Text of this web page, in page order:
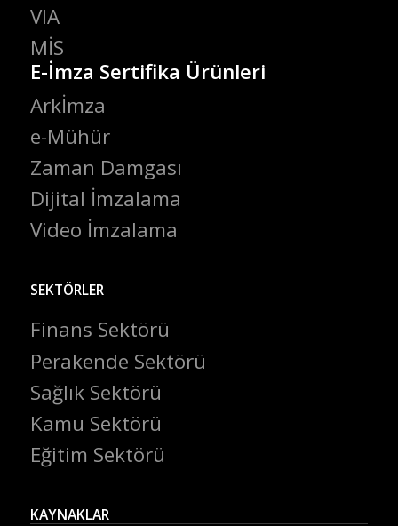
VIA
MİS
E-İmza Sertifika Ürünleri
Arkİmza
e-Mühür
Zaman Damgası
Dijital İmzalama
Video İmzalama
SEKTÖRLER
Finans Sektörü
Perakende Sektörü
Sağlık Sektörü
Kamu Sektörü
Eğitim Sektörü
KAYNAKLAR